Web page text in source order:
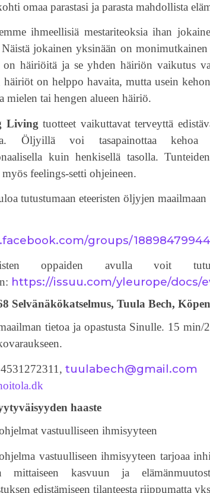
omaa parastasi ja parasta mahdollista
ihmeellisiä mestariteoksia ihan
jokainen yksinään on monimutkainen
on häiriöitä ja se yhden häiriön vaikutus
häiriöt on helppo havaita, mutta usein
mielen tai hengen alueen häiriö.
Living tuotteet vaikuttavat terveyttä
Öljyillä voi tasapainottaa kehoa
kuin henkisellä tasolla.
feelings-setti ohjeineen.
tutustumaan eteeristen öljyjen maailmaan
-
groups/
oppaiden avulla voit
https://issuu.com/yleurope/docs/
Selvänäkökatselmus, Tuula Bech,
tietoa ja opastusta Sinulle. 15 min/
tuulabech@gmail.com
haaste
vastuulliseen ihmisyyteen
vastuulliseen ihmisyyteen tarjoaa
mittaiseen kasvuun ja
edistämiseen tilanteesta riippumatta